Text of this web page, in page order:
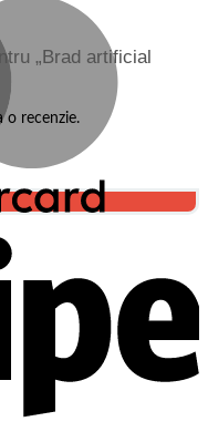
„Brad artificial
o recenzie.